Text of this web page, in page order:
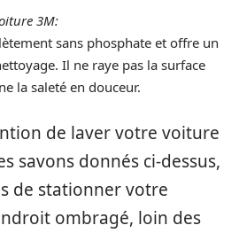
3M:
sans phosphate et offre un
Il ne raye pas la surface
la saleté en douceur.
de laver votre voiture
savons donnés ci-dessus,
de stationner votre
ombragé, loin des